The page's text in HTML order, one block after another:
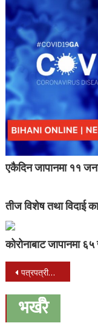
एकैदिन जापानमा ११
तीज विशेष तथा विदाई
कोरोनाबाट जापानमा
Post
navigation
पत्रपत्रीका : भागबन्डा मिलाउन कृषि मन्त्रालय टुक्र्याइँदै
भर्खरै